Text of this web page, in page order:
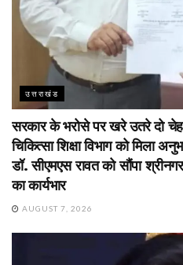
उत्तराखंड
सरकार के भरोसे पर खरे उतरे दो
चिकित्सा शिक्षा विभाग को मिला
डॉ. सीएमएस रावत को सौंपा
का कार्यभार
AUGUST 7, 2026